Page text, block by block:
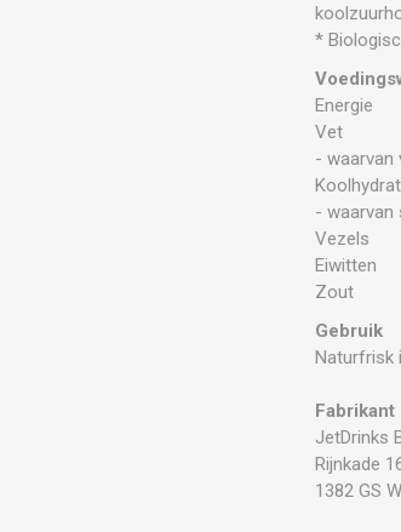
*
Energie
Vet
- waarvan
- waarvan
Vezels
Eiwitten
Zout
Gebruik
Naturfrisk
Fabrikant
JetDrinks
Rijnkade
1382 GS